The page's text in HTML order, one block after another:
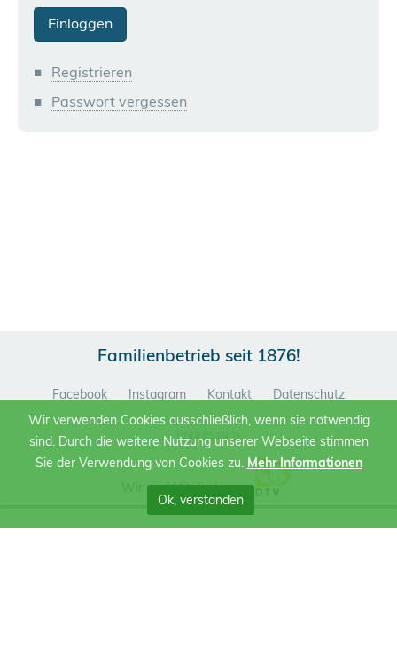
Registrieren
Passwort vergessen
Familienbetrieb seit 1876!
Facebook Instagram Kontakt Datenschutz
Impressum
Wir sind Mitglied im
Wir verwenden Cookies ausschließlich, wenn sie notwendig
sind. Durch die weitere Nutzung unserer Webseite stimmen
Sie der Verwendung von Cookies zu. Mehr Informationen
Ok, verstanden